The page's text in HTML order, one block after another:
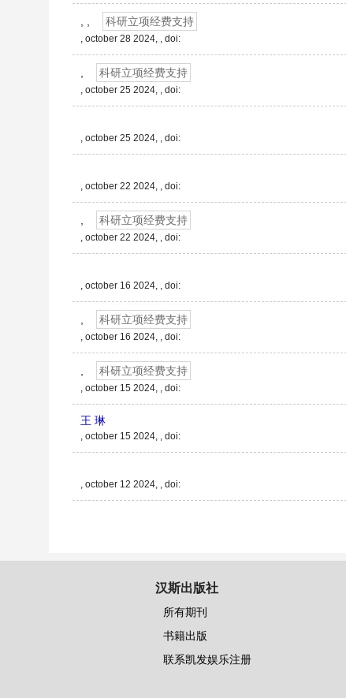
科研立项经费支持
, october 28 2024, , doi:
科研立项经费支持
, october 25 2024, , doi:
, october 25 2024, , doi:
, october 22 2024, , doi:
科研立项经费支持
, october 22 2024, , doi:
, october 16 2024, , doi:
科研立项经费支持
, october 16 2024, , doi:
科研立项经费支持
, october 15 2024, , doi:
王 琳
, october 15 2024, , doi:
, october 12 2024, , doi:
汉斯出版社
所有期刊
书籍出版
联系凯发娱乐注册